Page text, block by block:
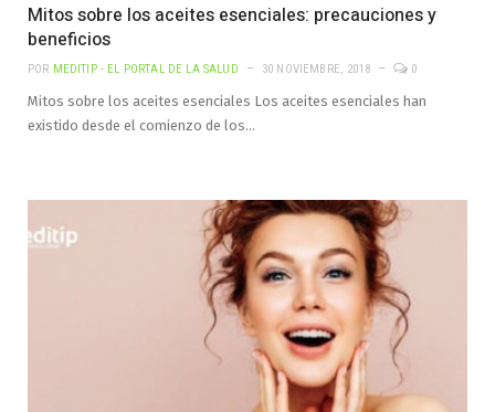
Mitos sobre los aceites esenciales: precauciones y
beneficios
POR MEDITIP - EL PORTAL DE LA SALUD 30 NOVIEMBRE, 2018 0
Mitos sobre los aceites esenciales Los aceites esenciales han
existido desde el comienzo de los…